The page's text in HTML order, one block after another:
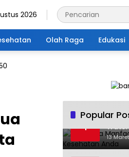
2026
Olah Raga Edukasi
Popular
1
Anda
13